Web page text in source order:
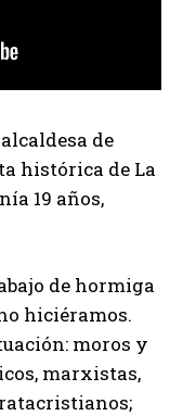
de
histórica de La
19 años,
de hormiga
hiciéramos.
moros y
marxistas,